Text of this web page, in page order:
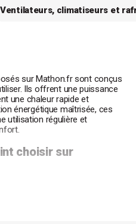
Ventilateurs, climatiseurs et
sur Mathon.fr sont conçus
Ils offrent une puissance
une chaleur rapide et
énergétique maîtrisée, ces
utilisation régulière et
choisir sur
être des alliés précieux pour
surtout en période hivernale. Ils